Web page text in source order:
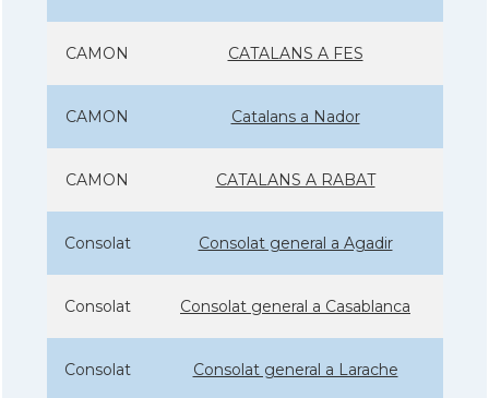
CAMON CATALANS A FES
CAMON Catalans a Nador
CAMON CATALANS A RABAT
Consolat Consolat general a Agadir
Consolat Consolat general a Casablanca
Consolat Consolat general a Larache